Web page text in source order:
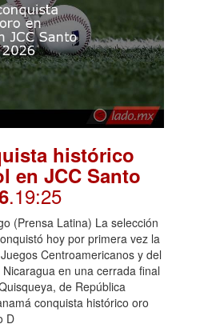
histórico
en JCC Santo
.19:25
(Prensa Latina) La selección
hoy por primera vez la
Centroamericanos y del
en una cerrada final
de República
conquista histórico oro
D